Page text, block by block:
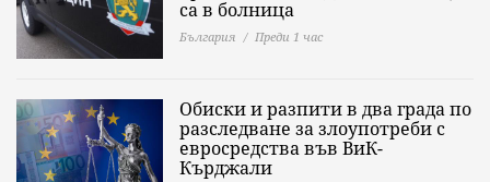
са в болница
България Преди 1 час
Обиски и разпити в два града по
разследване за злоупотреби с
евросредства във ВиК-
Кърджали